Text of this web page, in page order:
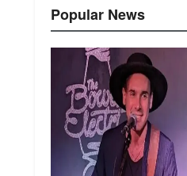
Popular News